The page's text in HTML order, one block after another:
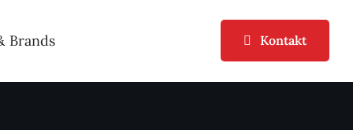
Brands Kontakt